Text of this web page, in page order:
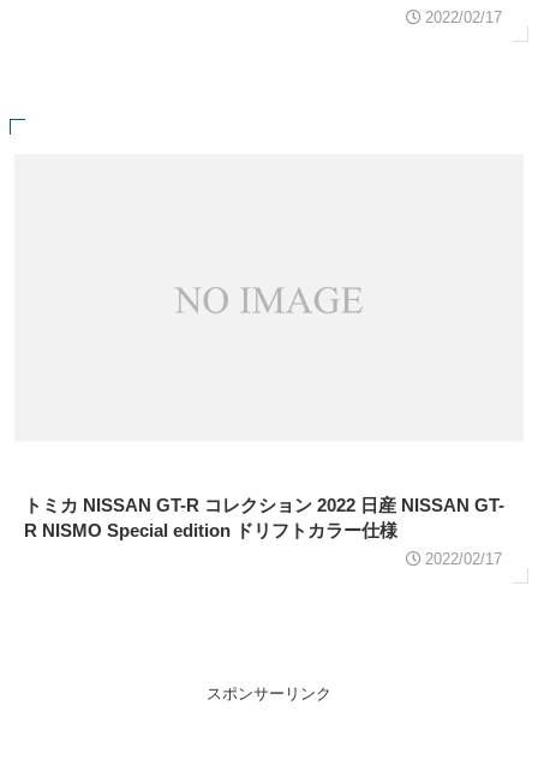
2022/02/17
トミカ NISSAN GT-R コレクション 2022 日産 NISSAN GT-
R NISMO Special edition ドリフトカラー仕様
2022/02/17
スポンサーリンク